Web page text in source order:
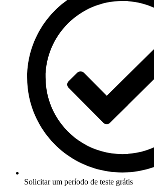
Solicitar um período de teste grátis